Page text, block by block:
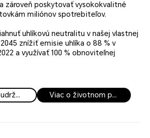
zároveň poskytovať vysokokvalitné
miliónov spotrebiteľov.
uhlíkovú neutralitu v našej vlastnej
znížiť emisie uhlíka o 88 % v
a využívať 100 % obnoviteľnej
Viac o trvalo udržateľnom vedení Viac o životnom prostredí